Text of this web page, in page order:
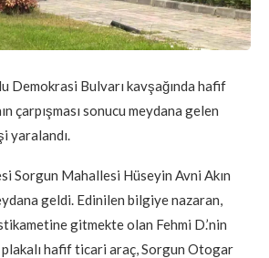
Demokrasi Bulvarı kavşağında hafif
çarpışması sonucu meydana gelen
yaralandı.
Sorgun Mahallesi Hüseyin Avni Akın
geldi. Edinilen bilgiye nazaran,
gitmekte olan Fehmi D.’nin
plakalı hafif ticari araç, Sorgun Otogar